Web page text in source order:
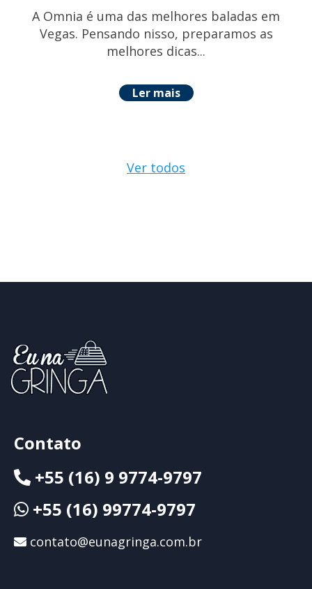
A Omnia é uma das melhores baladas em
Vegas. Pensando nisso, preparamos as
melhores dicas...
Ler mais
Ver todos
Contato
+55 (16) 9 9774-9797
+55 (16) 99774-9797
contato@eunagringa.com.br